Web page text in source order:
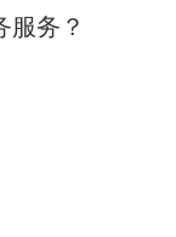
务？